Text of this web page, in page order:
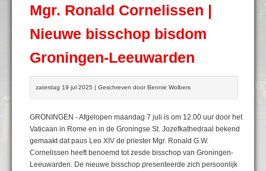
Mgr. Ronald Cornelissen |
Nieuwe bisschop bisdom
Groningen-Leeuwarden
zaterdag 19 jul 2025 | Geschreven door Bennie Wolbers
GRONINGEN - Afgelopen maandag 7 juli is om 12.00 uur door het
Vaticaan in Rome en in de Groningse St. Jozefkathedraal bekend
gemaakt dat paus Leo XIV de priester Mgr. Ronald G.W.
Cornelissen heeft benoemd tot zesde bisschop van Groningen-
Leeuwarden. De nieuwe bisschop presenteerde zich persoonlijk